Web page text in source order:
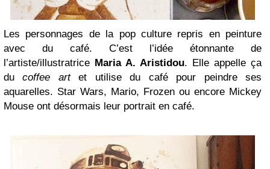
Les personnages de la pop culture repris en peinture
avec du café. C’est l’idée étonnante de
l’artiste/illustratrice Maria A. Aristidou. Elle appelle ça
ducoffee artet utilise du café pour peindre ses
aquarelles. Star Wars, Mario, Frozen ou encore Mickey
Mouse ont désormais leur portrait en café.